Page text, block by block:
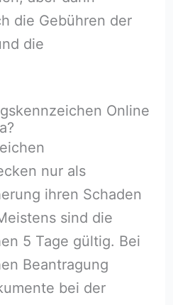
die Gebühren der
die
Online
nur als
ihren Schaden
sind die
5 Tage gültig. Bei
Beantragung
bei der